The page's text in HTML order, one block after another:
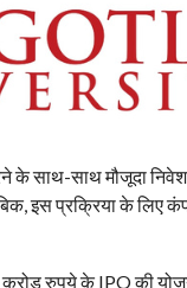
के साथ-साथ मौजूदा
इस प्रक्रिया के लिए
रुपये के IPO की